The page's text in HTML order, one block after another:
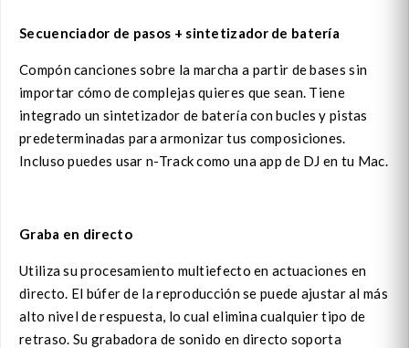
Secuenciador de pasos + sintetizador de batería
Compón canciones sobre la marcha a partir de bases sin
importar cómo de complejas quieres que sean. Tiene
integrado un sintetizador de batería con bucles y pistas
predeterminadas para armonizar tus composiciones.
Incluso puedes usar n-Track como una app de DJ en tu Mac.
Graba en directo
Utiliza su procesamiento multiefecto en actuaciones en
directo. El búfer de la reproducción se puede ajustar al más
alto nivel de respuesta, lo cual elimina cualquier tipo de
retraso. Su grabadora de sonido en directo soporta